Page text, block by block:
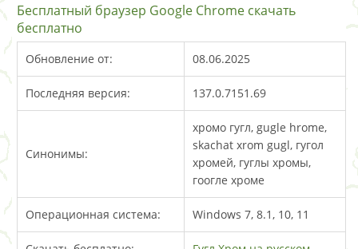
Бесплатный браузер Google Chrome скачать
бесплатно
Обновление от: 08.06.2025
Последняя версия: 137.0.7151.69
Синонимы:
хромо гугл, gugle hrome,
skachat xrom gugl, гугол
хромей, гуглы хромы,
гоогле хроме
Операционная система: Windows 7, 8.1, 10, 11